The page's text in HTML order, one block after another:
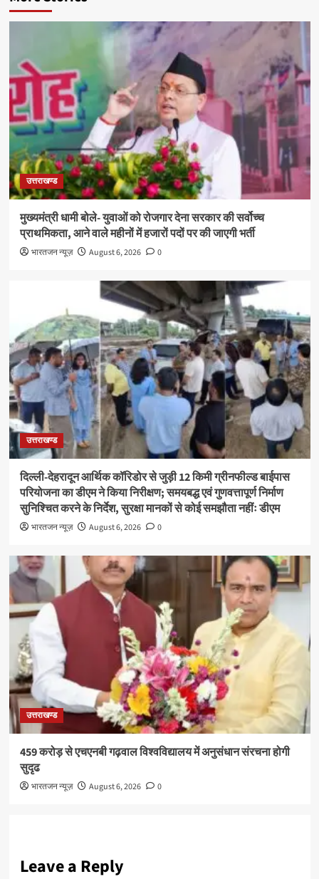
उत्तराखण्ड
मुख्यमंत्री धामी बोले- युवाओं को रोजगार देना सरकार की सर्वोच्च
प्राथमिकता, आने वाले महीनों में हजारों पदों पर की जाएगी भर्ती
भारतजन न्यूज़ August 6, 2026 0
उत्तराखण्ड
दिल्ली-देहरादून आर्थिक कॉरिडोर से जुड़ी 12 किमी ग्रीनफील्ड बाईपास
परियोजना का डीएम ने किया निरीक्षण; समयबद्ध एवं गुणवत्तापूर्ण निर्माण
सुनिश्चित करने के निर्देश, सुरक्षा मानकों से कोई समझौता नहींः डीएम
भारतजन न्यूज़ August 6, 2026 0
उत्तराखण्ड
459 करोड़ से एचएनबी गढ़वाल विश्वविद्यालय में अनुसंधान संरचना होगी
सुदृढ
भारतजन न्यूज़ August 6, 2026 0
Leave a Reply